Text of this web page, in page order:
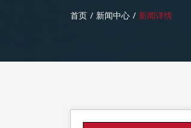
首页 新闻中心 新闻详情